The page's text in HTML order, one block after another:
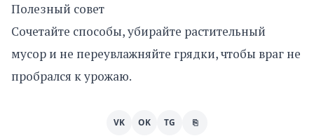
Полезный совет
Сочетайте способы, убирайте растительный
мусор и не переувлажняйте грядки, чтобы враг не
пробрался к урожаю.
VK OK TG ⎘